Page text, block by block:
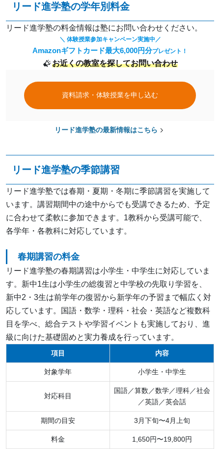
リード進学塾の学年別料金
リード進学塾の料金情報は塾にお問い合わせください。
＼ 体験授業参加キャンペーン実施中／
Amazonギフトカード最大6,000円分プレゼント！
お近くの教室を探してお問い合わせ
資料請求・体験授業を申し込む
リード進学塾の最新情報はこちら
リード進学塾の季節講習
リード進学塾では春期・夏期・冬期に季節講習を実施して
います。講習期間中の途中からでも受講できるため、予定
に合わせて柔軟に参加できます。1教科から受講可能で、
各学年・各教科に対応しています。
春期講習の料金
リード進学塾の春期講習は小学生・中学生に対応していま
す。新中1生は小学生の総復習と中学校の先取り学習を、
新中2・3生は前学年の復習から新学年の予習まで幅広く対
応しています。国語・数学・理科・社会・英語など複数科
目を学べ、総合テストや学習イベントも実施しており、進
級に向けた基礎固めと実力養成を行っています。
項目 内容
対象学年 小学生・中学生
対応科目
国語／算数／数学／理科／社会
／英語／英会話
期間の目安 3月下旬〜4月上旬
料金 1,650円〜19,800円